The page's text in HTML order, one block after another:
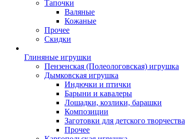
Тапочки
Валяные
Кожаные
Прочее
Скидки
Глиняные игрушки
Пензенская (Полеологовская) игрушка
Дымковская игрушка
Индючки и птички
Барыни и кавалеры
Лошадки, козлики, барашки
Композиции
Заготовки для детского творчества
Прочее